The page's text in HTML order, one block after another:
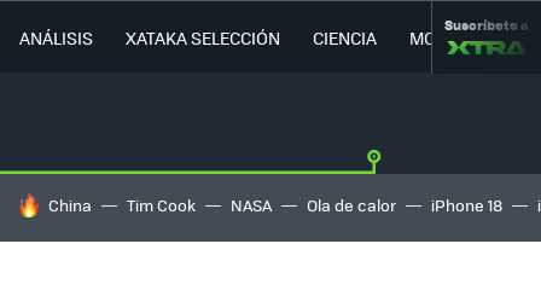
ANÁLISIS XATAKA SELECCIÓN CIENCIA MOVILIDAD
Suscríbete a
HOY SE HABLA DE
China Tim Cook NASA Ola de calor iPhone 18